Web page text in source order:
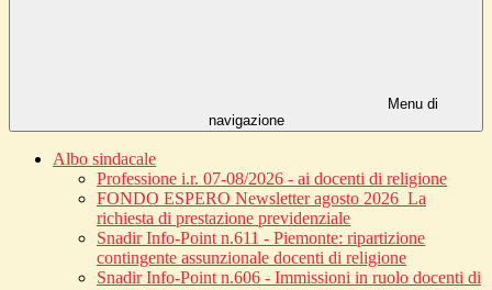
Menu di
navigazione
Albo sindacale
Professione i.r. 07-08/2026 - ai docenti di religione
FONDO ESPERO Newsletter agosto 2026_La
richiesta di prestazione previdenziale
Snadir Info-Point n.611 - Piemonte: ripartizione
contingente assunzionale docenti di religione
Snadir Info-Point n.606 - Immissioni in ruolo docenti di